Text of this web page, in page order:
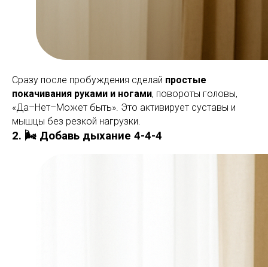
Сразу после пробуждения сделай простые
покачивания руками и ногами, повороты головы,
«Да–Нет–Может быть». Это активирует суставы и
мышцы без резкой нагрузки.
2. 🌬 Добавь дыхание 4-4-4